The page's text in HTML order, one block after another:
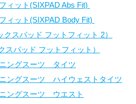
ィット(SIXPAD Abs Fit)
ィット(SIXPAD Body Fit)
クスパッド フットフィット 2）
スパッド フットフィット）
ングスーツ タイツ
ングスーツ ハイウェストタイツ
ングスーツ ウエスト